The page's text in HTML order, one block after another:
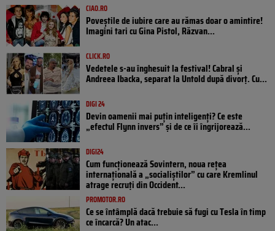
CIAO.RO
Poveştile de iubire care au rămas doar o amintire!
Imagini tari cu Gina Pistol, Răzvan...
CLICK.RO
Vedetele s-au înghesuit la festival! Cabral și
Andreea Ibacka, separat la Untold după divorț. Cu...
DIGI 24
Devin oamenii mai puțin inteligenți? Ce este
„efectul Flynn invers” și de ce îi îngrijorează...
DIGI24
Cum funcționează Sovintern, noua rețea
internațională a „socialiștilor” cu care Kremlinul
atrage recruți din Occident...
PROMOTOR.RO
Ce se întâmplă dacă trebuie să fugi cu Tesla în timp
ce încarcă? Un atac...